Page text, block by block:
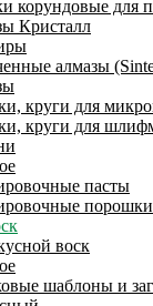
корундовые для
Кристалл
алмазы
круги для
круги для
пасты
порошки
воск
шаблоны и